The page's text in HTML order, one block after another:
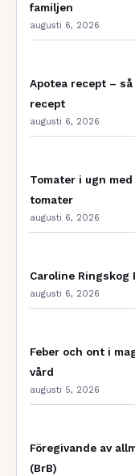
familjen
augusti 6, 2026
Apotea recept –
recept
augusti 6, 2026
Tomater i ugn
tomater
augusti 6, 2026
Caroline
augusti 6, 2026
Feber och ont i
vård
augusti 5, 2026
Föregivande av
(BrB)